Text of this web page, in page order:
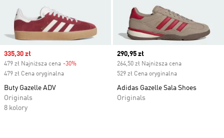
Sale price
335,30 zł
479 zł Najniższa cena -30%
479 zł Cena oryginalna
Buty Gazelle ADV
Originals
8 kolory
Current price
290,95 zł
264,50 zł Najniższa cena
529 zł Cena oryginalna
Adidas Gazelle Sala Shoes
Originals